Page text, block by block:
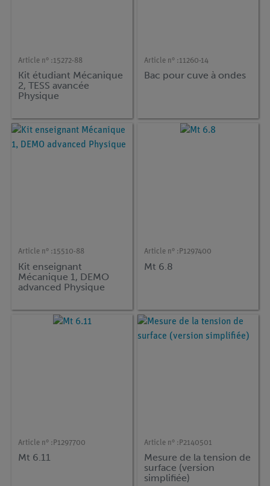
Article n° :15272-88
Kit étudiant Mécanique
2, TESS avancée
Physique
Article n° :11260-14
Bac pour cuve à ondes
Article n° :15510-88
Kit enseignant
Mécanique 1, DEMO
advanced Physique
Article n° : P1297400
Mt 6.8
Article n° : P1297700
Mt 6.11
Article n° : P2140501
Mesure de la tension de
surface (version
simplifiée)